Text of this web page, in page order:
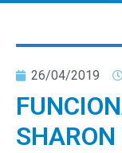
26/04/2019